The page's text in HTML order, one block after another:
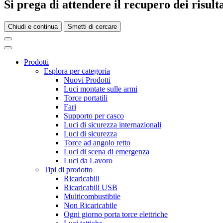
Si prega di attendere il recupero dei
Chiudi e continua Smetti di cercare
Prodotti
Esplora per categoria
Nuovi Prodotti
Luci montate sulle armi
Torce portatili
Fari
Supporto per casco
Luci di sicurezza internazionali
Luci di sicurezza
Torce ad angolo retto
Luci di scena di emergenza
Luci da Lavoro
Tipi di prodotto
Ricaricabili
Ricaricabili USB
Multicombustibile
Non Ricaricabile
Ogni giorno porta torce elettriche